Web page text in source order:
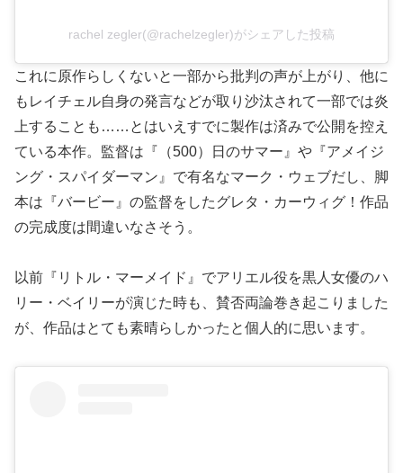
rachel zegler(@rachelzegler)がシェアした投稿
これに原作らしくないと一部から批判の声が上がり、他に
もレイチェル自身の発言などが取り沙汰されて一部では炎
上することも……とはいえすでに製作は済みで公開を控え
ている本作。監督は『（500）日のサマー』や『アメイジ
ング・スパイダーマン』で有名なマーク・ウェブだし、脚
本は『バービー』の監督をしたグレタ・カーウィグ！作品
の完成度は間違いなさそう。
以前『リトル・マーメイド』でアリエル役を黒人女優のハ
リー・ベイリーが演じた時も、賛否両論巻き起こりました
が、作品はとても素晴らしかったと個人的に思います。